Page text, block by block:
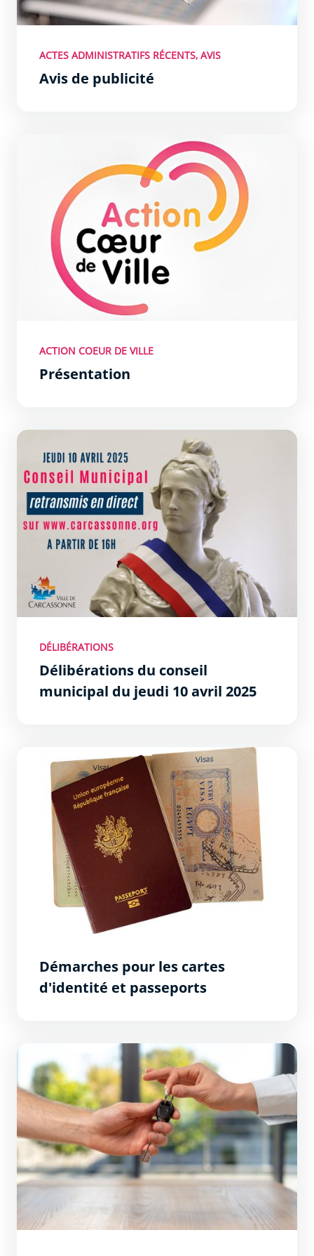
ACTES ADMINISTRATIFS RÉCENTS, AVIS
Avis de publicité
ACTION COEUR DE VILLE
Présentation
Délibérations du conseil municipal du jeudi 10 avril 2025
DÉLIBÉRATIONS
Délibérations du conseil
municipal du jeudi 10 avril 2025
Démarches pour les cartes d&#039;identité et
Démarches pour les cartes
d'identité et passeports
Les aides disponibles